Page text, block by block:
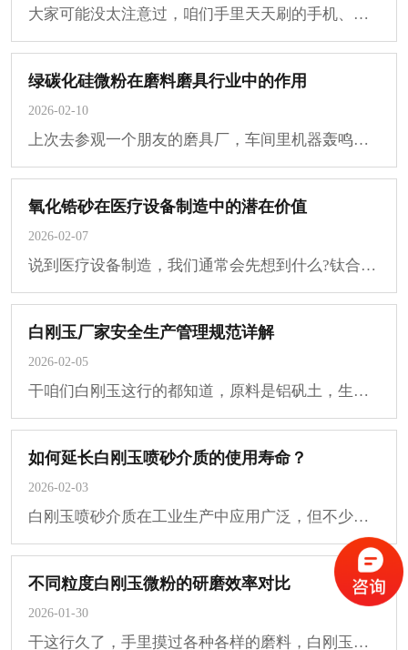
大家可能没太注意过，咱们手里天天刷的手机、家里那台用了好几年的电脑，里头那些密密···
绿碳化硅微粉在磨料磨具行业中的作用
2026-02-10
上次去参观一个朋友的磨具厂，车间里机器轰鸣，工人师傅正忙着检测一批刚下线的砂轮。···
氧化锆砂在医疗设备制造中的潜在价值
2026-02-07
说到医疗设备制造，我们通常会先想到什么?钛合金?不锈钢?还是各种医用塑料?但今天，我···
白刚玉厂家安全生产管理规范详解
2026-02-05
干咱们白刚玉这行的都知道，原料是铝矾土，生产得靠两千多度的高温电弧炉，整个流程下···
如何延长白刚玉喷砂介质的使用寿命？
2026-02-03
白刚玉喷砂介质在工业生产中应用广泛，但不少厂家都遇到过同样的问题：刚买来的材料没···
不同粒度白刚玉微粉的研磨效率对比
2026-01-30
干这行久了，手里摸过各种各样的磨料，白刚玉微粉​算是咱们精密研磨里的“老熟人”了···